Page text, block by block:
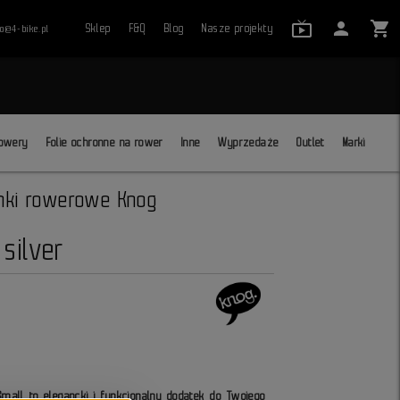
bike.pl Sklep F&Q Blog Nasze projekty live_tv_24
person shopping_cart
Folie ochronne na rower Inne Wyprzedaże Outlet Marki
rowerowe Knog
to elegancki i funkcjonalny dodatek do Twojego